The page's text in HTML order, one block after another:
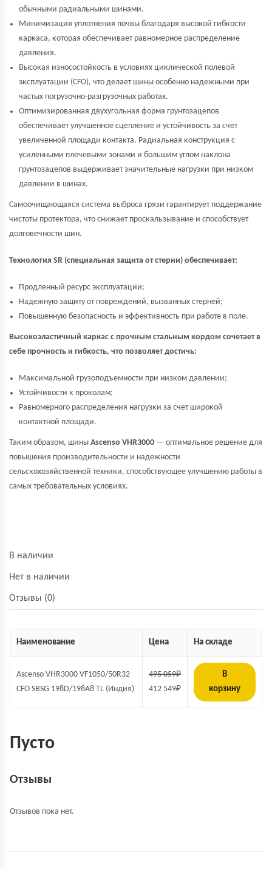
обычными радиальными шинами.
Минимизация уплотнения почвы благодаря высокой гибкости
каркаса, которая обеспечивает равномерное распределение
давления.
Высокая износостойкость в условиях циклической полевой
эксплуатации (CFO), что делает шины особенно надежными при
частых погрузочно-разгрузочных работах.
Оптимизированная двухугольная форма грунтозацепов
обеспечивает улучшенное сцепление и устойчивость за счет
увеличенной площади контакта. Радиальная конструкция с
усиленными плечевыми зонами и большим углом наклона
грунтозацепов выдерживает значительные нагрузки при низком
давлении в шинах.
Самоочищающаяся система выброса грязи гарантирует поддержание
чистоты протектора, что снижает проскальзывание и способствует
долговечности шин.
Технология SR (специальная защита от стерни) обеспечивает:
Продленный ресурс эксплуатации;
Надежную защиту от повреждений, вызванных стерней;
Повышенную безопасность и эффективность при работе в поле.
Высокоэластичный каркас с прочным стальным кордом сочетает в
себе прочность и гибкость, что позволяет достичь:
Максимальной грузоподъемности при низком давлении;
Устойчивости к проколам;
Равномерного распределения нагрузки за счет широкой
контактной площади.
Таким образом, шины Ascenso VHR3000 — оптимальное решение для
повышения производительности и надежности
сельскохозяйственной техники, способствующее улучшению работы в
самых требовательных условиях.
В наличии
Нет в наличии
Отзывы (0)
Наименование Цена На складе
Ascenso VHR3000 VF1050/50R32
CFO SBSG 198D/198A8 TL (Индия)
495 059₽
412 549₽
В
корзину
Пусто
Отзывы
Отзывов пока нет.